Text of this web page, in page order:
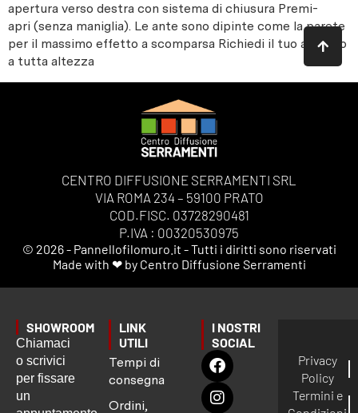
apertura verso destra con sistema di chiusura Premi-
apri (senza maniglia). Le ante sono dipinte come la parete
per il massimo effetto a scomparsa Richiedi il tuo armadio
a tutta altezza
CENTRO DIFFUSIONE SERRAMENTI SRL
VIA ROMA 234 – 59100 PRATO
COD.FISC. 03728290481
P.IVA : 00320530975
© 2026 - Pannellofilomuro.it - Tutti i diritti sono riservati
Made with ❤ by Centro Diffusione Serramenti
SHOWROOM
Chiamaci
o scrivici
per fissare
un
LINK
UTILI
Tempi di
consegna
Ordini,
I NOSTRI
SOCIAL
Privacy
Policy
Termini e